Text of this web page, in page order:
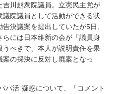
川赳衆院議員。立憲民主党が
議院議員として活動ができる状
決議案を提出していたが5日、
には日本維新の会が「議員身
べきで、本人が説明責任を果
の採決に反対し廃案となっ
パ活”疑惑について、「コメント